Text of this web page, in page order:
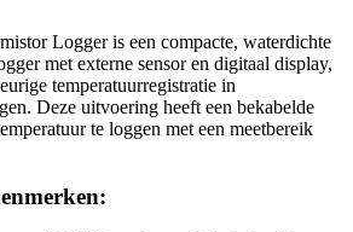
Logger is een compacte, waterdichte
met externe sensor en digitaal display,
temperatuurregistratie in
Deze uitvoering heeft een bekabelde
te loggen met een meetbereik